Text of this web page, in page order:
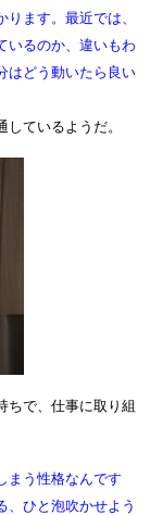
ます。最近では、
いるのか、違いもわ
はどう動いたら良い
ているようだ。
ちで、仕事に取り組
まう性格なんです
、ひと泡吹かせよう